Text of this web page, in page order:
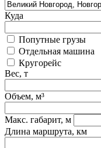
Куда
Попутные грузы
Отдельная машина
Кругорейс
Вес, т
Объем, м³
Макс. габарит, м
Длина маршрута, км